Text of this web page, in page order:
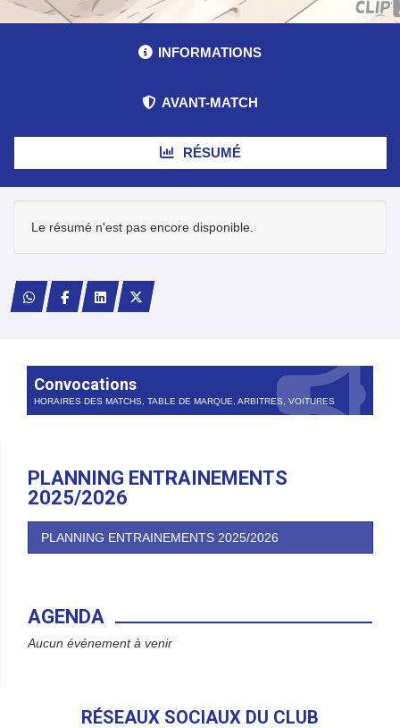
INFORMATIONS
AVANT-MATCH
RÉSUMÉ
Le résumé n'est pas encore disponible.
Convocations
HORAIRES DES MATCHS, TABLE DE MARQUE, ARBITRES, VOITURES
PLANNING ENTRAINEMENTS
2025/2026
PLANNING ENTRAINEMENTS 2025/2026
AGENDA
Aucun événement à venir
RÉSEAUX SOCIAUX DU CLUB